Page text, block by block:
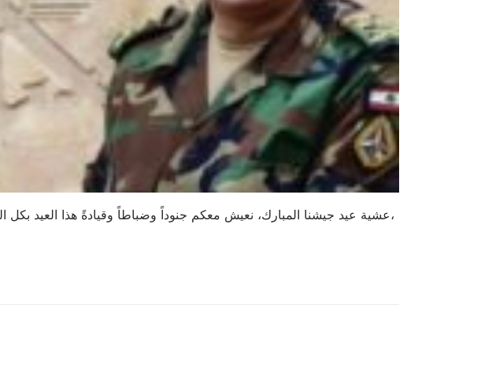
عشية عيد جيشنا المبارك، نعيش معكم جنوداً وضباطاً وقيادةً هذا العيد بكل